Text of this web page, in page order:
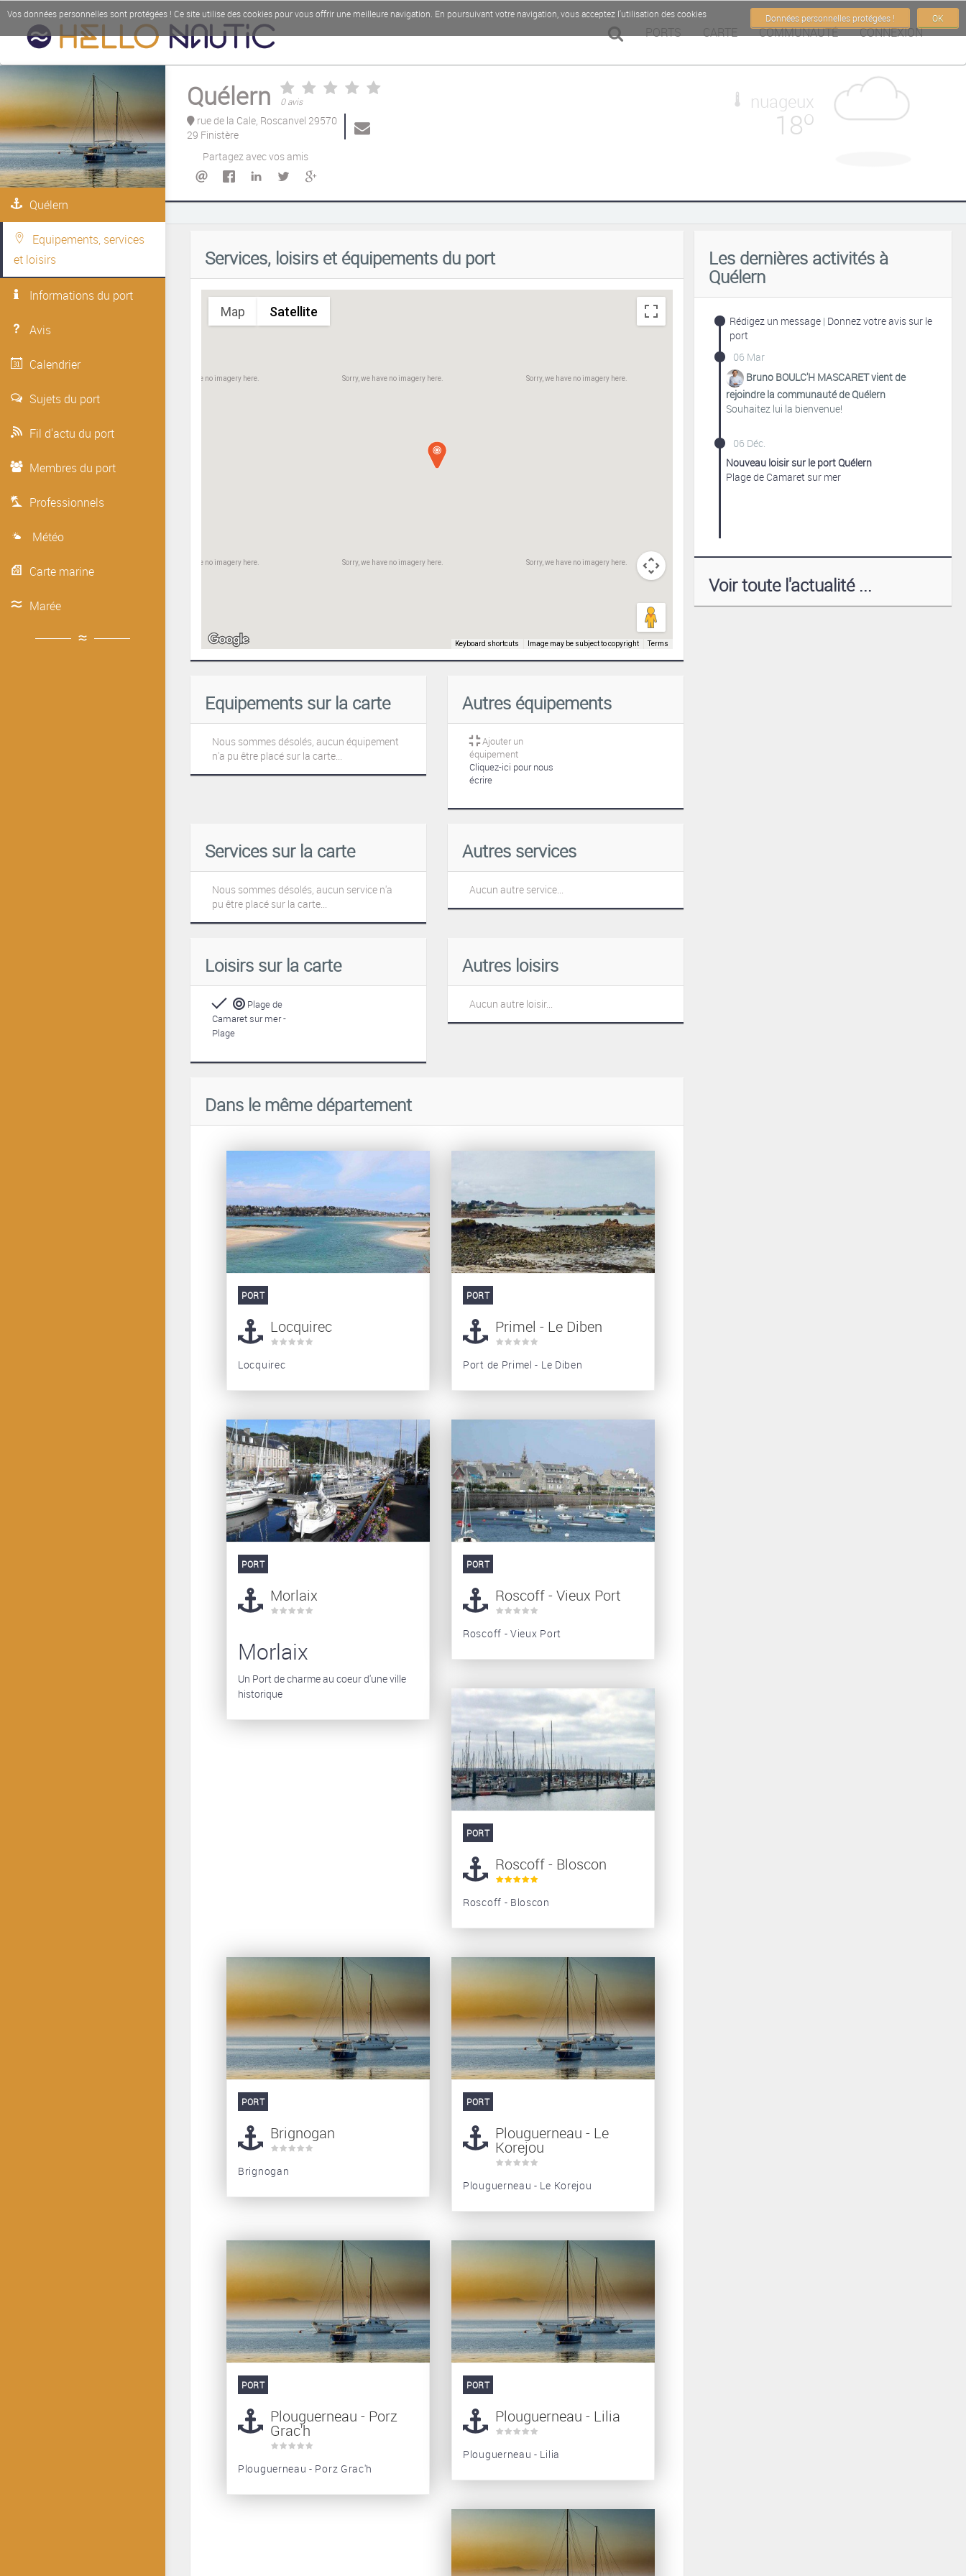
PORTS CARTE COMMUNAUTÉ CONNEXION
Quélern
Equipements, services
et loisirs
Informations du port
Avis
Calendrier
Sujets du port
Fil d'actu du port
Membres du port
Professionnels
Météo
Carte marine
Marée
Quélern 0 avis
rue de la Cale, Roscanvel 29570
29 Finistère
Partagez avec vos amis
nuageux
18o
Services, loisirs et équipements du port
Sorry, we have no imagery here.
Sorry, we have no imagery here.
Sorry, we have no imagery here.
Sorry, we have no imagery here. Sorry, we have no imagery here.
Sorry, we have no imagery here.
Sorry, we have no imagery here.
Map Satellite
Keyboard shortcuts Image may be subject to copyright Terms
Equipements sur la carte
Nous sommes désolés, aucun équipement
n'a pu être placé sur la carte...
Autres équipements
Ajouter un
équipement
Cliquez-ici pour nous
écrire
Services sur la carte
Nous sommes désolés, aucun service n'a
pu être placé sur la carte...
Autres services
Aucun autre service...
Loisirs sur la carte
Plage de
Camaret sur mer -
Plage
Autres loisirs
Aucun autre loisir...
Dans le même département
PORT
Locquirec
Locquirec
PORT
Primel - Le Diben
Port de Primel - Le Diben
PORT
Morlaix
Morlaix
Un Port de charme au coeur d'une ville
historique
PORT
Roscoff - Vieux Port
Roscoff - Vieux Port
PORT
Roscoff - Bloscon
Roscoff - Bloscon
PORT
Brignogan
Brignogan
PORT
Plouguerneau - Le
Korejou
Plouguerneau - Le Korejou
PORT
Plouguerneau - Porz
Grac'h
Plouguerneau - Porz Grac'h
PORT
Plouguerneau - Lilia
Plouguerneau - Lilia
Les dernières activités à
Quélern
Rédigez un message | Donnez votre avis sur le
port
06 Mar
Bruno BOULC'H MASCARET vient de
rejoindre la communauté de Quélern
Souhaitez lui la bienvenue!
06 Déc.
Nouveau loisir sur le port Quélern
Plage de Camaret sur mer
Voir toute l'actualité ...
Vos données personnelles sont protégées ! Ce site utilise des cookies pour vous offrir une meilleure navigation. En poursuivant votre navigation, vous acceptez l'utilisation des cookies OK
Données personnelles protégées !